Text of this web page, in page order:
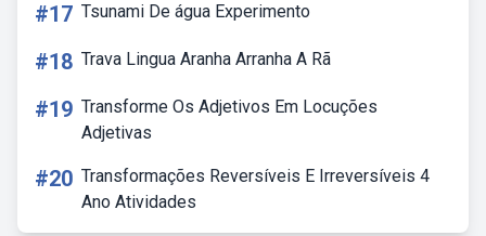
#17 Tsunami De água Experimento
#18 Trava Lingua Aranha Arranha A Rã
#19 Transforme Os Adjetivos Em Locuções
Adjetivas
#20 Transformações Reversíveis E Irreversíveis 4
Ano Atividades